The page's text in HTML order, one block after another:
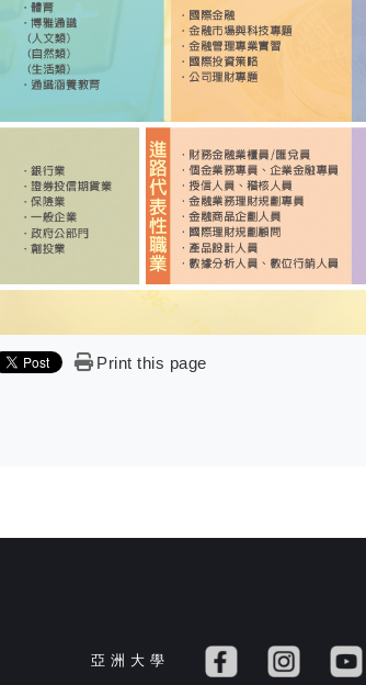
Print this page
亞 洲 大 學